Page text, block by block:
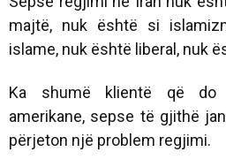
majtë, nuk është si
islame, nuk është liberal, nuk
Ka shumë klientë që do
amerikane, sepse të gjithë
përjeton një problem regjimi.